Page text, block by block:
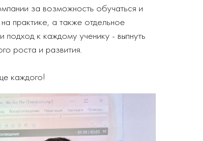
за возможность обучаться и
практике, а также отдельное
к каждому ученику - выпнуть
роста и развития.
каждого!